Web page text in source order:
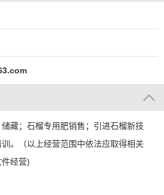
藏；石榴专用肥销售；引进石榴新技
。（以上经营范围中依法应取得相关
经营)